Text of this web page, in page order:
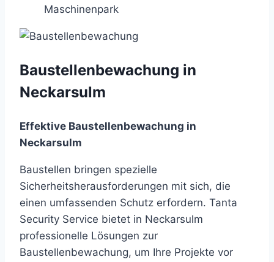
Maschinenpark
Baustellenbewachung in
Neckarsulm
Effektive Baustellenbewachung in
Neckarsulm
Baustellen bringen spezielle
Sicherheitsherausforderungen mit sich, die
einen umfassenden Schutz erfordern. Tanta
Security Service bietet in Neckarsulm
professionelle Lösungen zur
Baustellenbewachung, um Ihre Projekte vor